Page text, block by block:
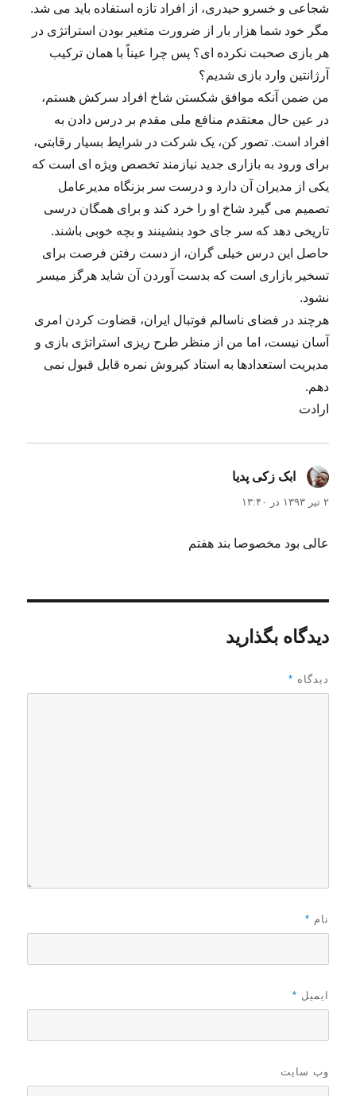
شجاعی و خسرو حیدری، از افراد تازه استفاده باید می شد.
مگر خود شما هزار بار از ضرورت متغیر بودن استراتژی در
هر بازی صحبت نکرده ای؟ پس چرا عیناً با همان ترکیب
آرژانتین وارد بازی شدیم؟
من ضمن آنکه موافق شکستن شاخ افراد سرکش هستم،
در عین حال معتقدم منافع ملی مقدم بر درس دادن به
افراد است. تصور کن، یک شرکت در شرایط بسیار رقابتی،
برای ورود به بازاری جدید نیازمند تخصص ویژه ای است که
یکی از مدیران آن دارد و درست سر بزنگاه مدیرعامل
تصمیم می گیرد شاخ او را خرد کند و برای همگان درسی
تاریخی دهد که سر جای خود بنشینند و بچه خوبی باشند.
حاصل این درس خیلی گران، از دست رفتن فرصت برای
تسخیر بازاری است که بدست آوردن آن شاید هرگز میسر
نشود.
هرچند در فضای ناسالم فوتبال ایران، قضاوت کردن امری
آسان نیست، اما من از منظر طرح ریزی استراتژی بازی و
مدیریت استعدادها به استاد کیروش نمره قابل قبول نمی
دهم.
ارادت
ابک زکی پدیا
۲ تیر ۱۳۹۳ در ۱۳:۴۰
عالی بود مخصوصا بند هفتم
دیدگاه بگذارید
دیدگاه *
نام *
ایمیل *
وب‌ سایت